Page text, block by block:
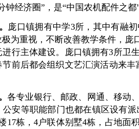
钟经济圈”，是“中国农机配件之都
庞口镇拥有中学3所，其中有融
为重视，不断改善教学条件，
进行主体建设。庞口镇拥有3所卫
前后都会组织文艺汇演活动来
各专业银行、邮政、网通、移动
公安等职能部门也都在镇区设有
17栋，4户联体别墅4栋，占地面